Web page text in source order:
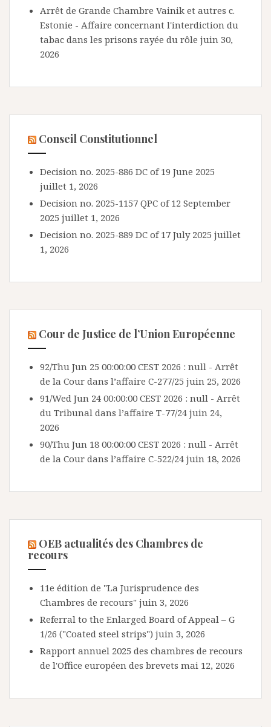
Arrêt de Grande Chambre Vainik et autres c.
Estonie - Affaire concernant l'interdiction du
tabac dans les prisons rayée du rôle juin 30,
2026
Conseil Constitutionnel
Decision no. 2025-886 DC of 19 June 2025
juillet 1, 2026
Decision no. 2025-1157 QPC of 12 September
2025 juillet 1, 2026
Decision no. 2025-889 DC of 17 July 2025 juillet
1, 2026
Cour de Justice de l’Union Européenne
92/Thu Jun 25 00:00:00 CEST 2026 : null - Arrêt
de la Cour dans l’affaire C-277/25 juin 25, 2026
91/Wed Jun 24 00:00:00 CEST 2026 : null - Arrêt
du Tribunal dans l’affaire T-77/24 juin 24,
2026
90/Thu Jun 18 00:00:00 CEST 2026 : null - Arrêt
de la Cour dans l’affaire C-522/24 juin 18, 2026
OEB actualités des Chambres de
recours
11e édition de "La Jurisprudence des
Chambres de recours" juin 3, 2026
Referral to the Enlarged Board of Appeal – G
1/26 ("Coated steel strips") juin 3, 2026
Rapport annuel 2025 des chambres de recours
de l'Office européen des brevets mai 12, 2026